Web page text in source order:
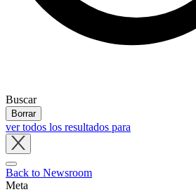
Buscar
Borrar
ver todos los resultados para
tray
Back to Newsroom
Meta